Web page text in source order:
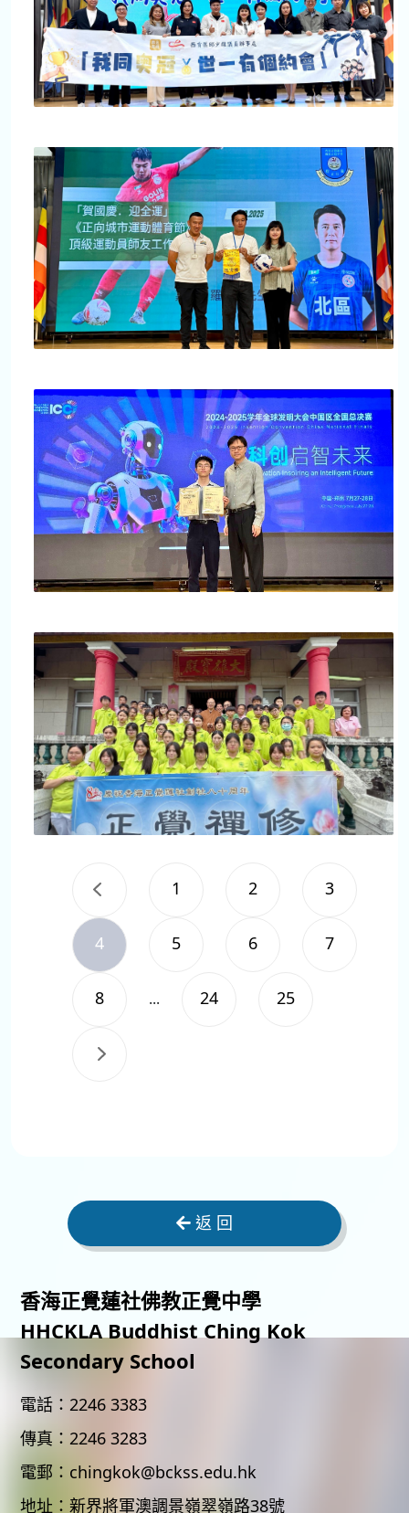
1 2 3
4 5 6 7
8 ... 24 25
返 回
香海正覺蓮社佛教正覺中學
HHCKLA Buddhist Ching Kok
Secondary School
電話： 2246 3383
傳真： 2246 3283
電郵： chingkok@bckss.edu.hk
地址： 新界將軍澳調景嶺翠嶺路38號